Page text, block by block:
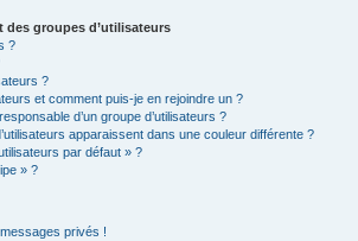
des groupes d’utilisateurs
?
?
et comment puis-je en rejoindre un ?
d’un groupe d’utilisateurs ?
apparaissent dans une couleur différente ?
par défaut » ?
» ?
privés !